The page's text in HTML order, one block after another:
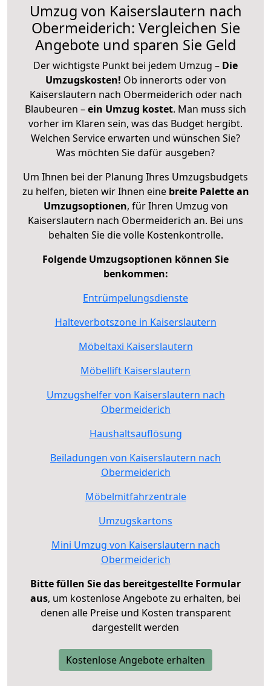
Umzug von Kaiserslautern nach
Obermeiderich: Vergleichen Sie
Angebote und sparen Sie Geld
Der wichtigste Punkt bei jedem Umzug – Die
Umzugskosten! Ob innerorts oder von
Kaiserslautern nach Obermeiderich oder nach
Blaubeuren –ein Umzug kostet. Man muss sich
vorher im Klaren sein, was das Budget hergibt.
Welchen Service erwarten und wünschen Sie?
Was möchten Sie dafür ausgeben?
Um Ihnen bei der Planung Ihres Umzugsbudgets
zu helfen, bieten wir Ihnen eine breite Palette an
Umzugsoptionen, für Ihren Umzug von
Kaiserslautern nach Obermeiderich an. Bei uns
behalten Sie die volle Kostenkontrolle.
Folgende Umzugsoptionen können Sie
benkommen:
Entrümpelungsdienste
Halteverbotszone in Kaiserslautern
Möbeltaxi Kaiserslautern
Möbellift Kaiserslautern
Umzugshelfer von Kaiserslautern nach
Obermeiderich
Haushaltsauflösung
Beiladungen von Kaiserslautern nach
Obermeiderich
Möbelmitfahrzentrale
Umzugskartons
Mini Umzug von Kaiserslautern nach
Obermeiderich
Bitte füllen Sie das bereitgestellte Formular
aus, um kostenlose Angebote zu erhalten, bei
denen alle Preise und Kosten transparent
dargestellt werden
Kostenlose Angebote erhalten